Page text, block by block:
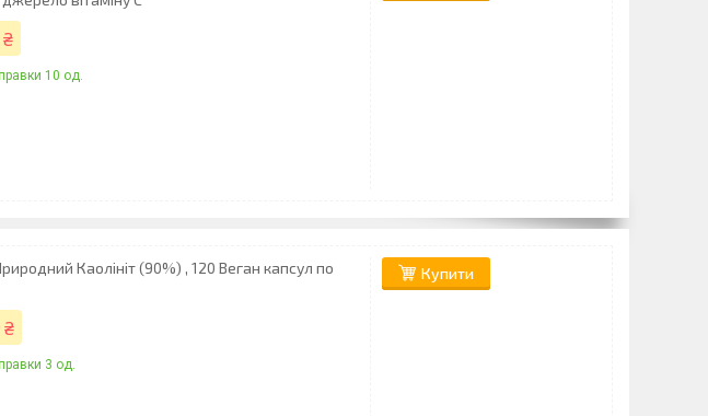
10 од.
Каолініт (90%) , 120 Веган капсул по
₴
3 од.
Купити